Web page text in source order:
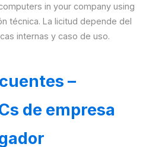
in your company using
técnica. La licitud depende del
internas y caso de uso.
–
de empresa